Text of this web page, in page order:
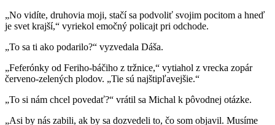
„No vidíte, druhovia moji, stačí sa podvoliť svojim pocitom a hneď
je svet krajší,“ vyriekol emočný policajt pri odchode.
„To sa ti ako podarilo?“ vyzvedala Dáša.
„Feferónky od Feriho-báčiho z tržnice,“ vytiahol z vrecka zopár
červeno-zelených plodov. „Tie sú najštipľavejšie.“
„To si nám chcel povedať?“ vrátil sa Michal k pôvodnej otázke.
„Asi by nás zabili, ak by sa dozvedeli to, čo som objavil. Musíme